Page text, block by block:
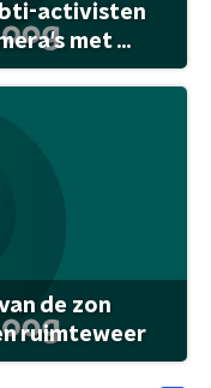
activisten
met ...
de zon
ruimteweer